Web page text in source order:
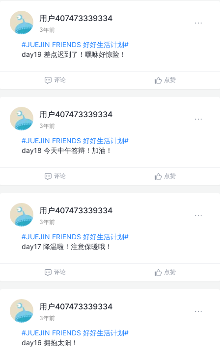
用户407473339334
3年前
#JUEJIN FRIENDS 好好生活计划#
day19 差点迟到了！嘿咻好惊险！
评论 点赞
用户407473339334
3年前
#JUEJIN FRIENDS 好好生活计划#
day18 今天中午答辩！加油！
评论 点赞
用户407473339334
3年前
#JUEJIN FRIENDS 好好生活计划#
day17 降温啦！注意保暖哦！
评论 点赞
用户407473339334
3年前
#JUEJIN FRIENDS 好好生活计划#
day16 拥抱太阳！